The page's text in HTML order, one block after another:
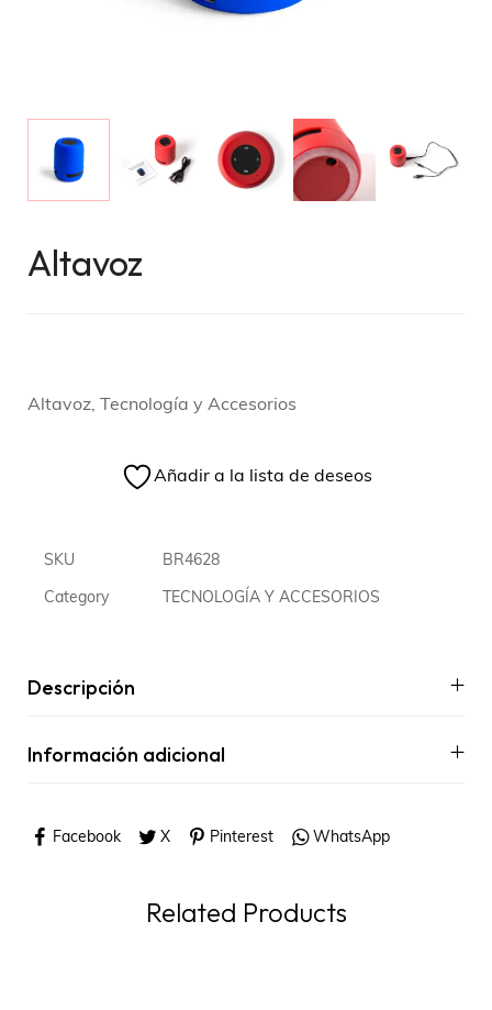
Altavoz
Altavoz, Tecnología y Accesorios
Añadir a la lista de deseos
SKU BR4628
Category TECNOLOGÍA Y ACCESORIOS
Descripción
Información adicional
Facebook X Pinterest WhatsApp
Related Products